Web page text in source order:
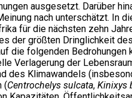
ausgesetzt. Darüber
nach unterschätzt. In
für die nächsten zehn
der größten Dringlichkeit
die folgenden Bedrohungen
Verlagerung der
des Klimawandels
(Centrochelys sulcata, Kinixys